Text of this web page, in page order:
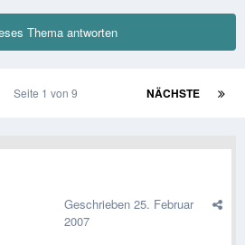
Thema antworten
NÄCHSTE
Seite 1 von 9
Geschrieben 25. Februar
2007